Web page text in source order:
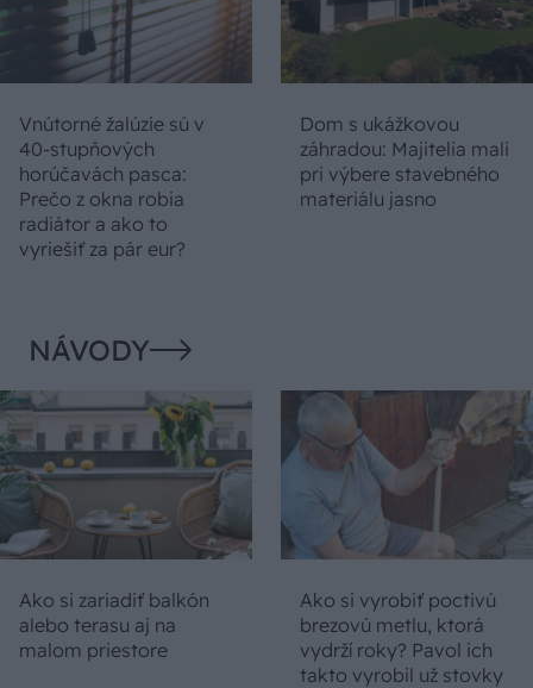
Vnútorné žalúzie sú v
40-stupňových
horúčavách pasca:
Prečo z okna robia
radiátor a ako to
vyriešiť za pár eur?
Dom s ukážkovou
záhradou: Majitelia mali
pri výbere stavebného
materiálu jasno
NÁVODY
Ako si zariadiť balkón
alebo terasu aj na
malom priestore
Ako si vyrobiť poctivú
brezovú metlu, ktorá
vydrží roky? Pavol ich
takto vyrobil už stovky